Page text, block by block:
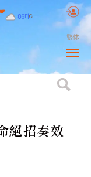
86F| C
繁体
絕招奏效